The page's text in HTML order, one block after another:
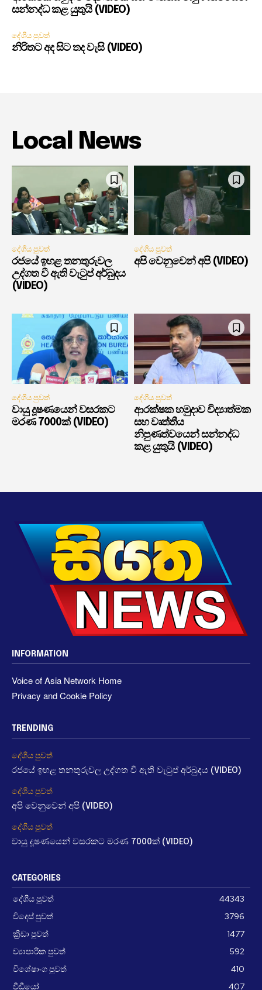
සන්නද්ධ කළ යුතුයි (VIDEO)
දේශීය පුවත්
නිරිතට අද සිට තද වැසි (VIDEO)
Local News
දේශීය පුවත්
රජයේ ඉහළ තනතුරුවල
උද්ගත වී ඇති වැටුප් අර්බුදය
(VIDEO)
දේශීය පුවත්
අපි වෙනුවෙන් අපි (VIDEO)
දේශීය පුවත්
වායු දූෂණයෙන් වසරකට
මරණ 7000ක් (VIDEO)
දේශීය පුවත්
ආරක්ෂක හමුදාව විද්‍යාත්මක
සහ වෘත්තීය
නිපුණත්වයෙන් සන්නද්ධ
කළ යුතුයි (VIDEO)
INFORMATION
Voice of Asia Network Home
Privacy and Cookie Policy
TRENDING
දේශීය පුවත්
රජයේ ඉහළ තනතුරුවල උද්ගත වී ඇති වැටුප් අර්බුදය (VIDEO)
දේශීය පුවත්
අපි වෙනුවෙන් අපි (VIDEO)
දේශීය පුවත්
වායු දූෂණයෙන් වසරකට මරණ 7000ක් (VIDEO)
CATEGORIES
දේශීය පුවත්
44343
විදෙස් පුවත්
3796
ක්‍රීඩා පුවත්
1477
ව්‍යාපාරික පුවත්
592
විශේෂාංග පුවත්
410
වීඩීයෝ
407